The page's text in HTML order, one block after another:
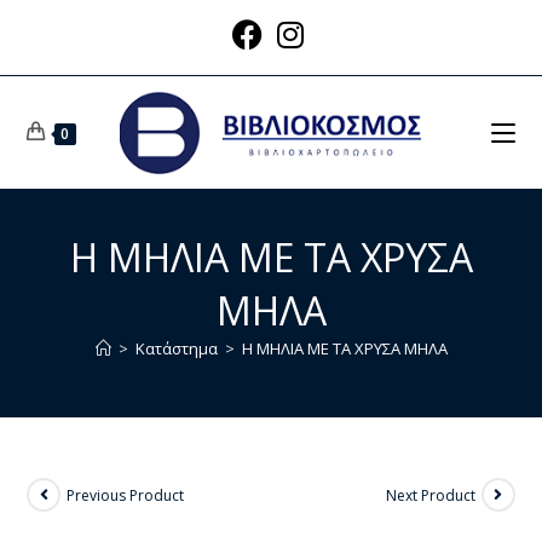
0
Η ΜΗΛΙΑ ΜΕ ΤΑ ΧΡΥΣΑ
ΜΗΛΑ
> Κατάστημα > Η ΜΗΛΙΑ ΜΕ ΤΑ ΧΡΥΣΑ ΜΗΛΑ
Previous Product Next Product